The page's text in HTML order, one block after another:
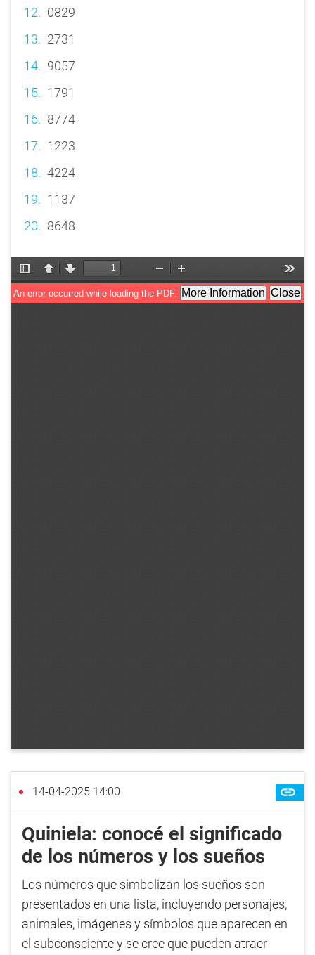
0829
2731
9057
1791
8774
1223
4224
1137
8648
14-04-2025 14:00
Quiniela: conocé el significado
de los números y los sueños
Los números que simbolizan los sueños son
presentados en una lista, incluyendo personajes,
animales, imágenes y símbolos que aparecen en
el subconsciente y se cree que pueden atraer